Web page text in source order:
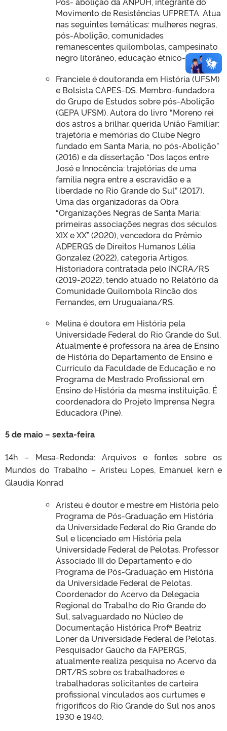
Movimento de Resistências UFPRETA. Atua
nas seguintes temáticas: mulheres negras,
pós-Abolição, comunidades
remanescentes quilombolas, campesinato
negro litorâneo, educação étnico-racial.
Franciele é doutoranda em História (UFSM)
e Bolsista CAPES-DS. Membro-fundadora
do Grupo de Estudos sobre pós-Abolição
(GEPA UFSM). Autora do livro “Moreno rei
dos astros a brilhar, querida União Familiar:
trajetória e memórias do Clube Negro
fundado em Santa Maria, no pós-Abolição”
(2016) e da dissertação “Dos laços entre
José e Innocência: trajetórias de uma
família negra entre a escravidão e a
liberdade no Rio Grande do Sul” (2017).
Uma das organizadoras da Obra
“Organizações Negras de Santa Maria:
primeiras associações negras dos séculos
XIX e XX” (2020), vencedora do Prêmio
ADPERGS de Direitos Humanos Lélia
Gonzalez (2022), categoria Artigos.
Historiadora contratada pelo INCRA/RS
(2019-2022), tendo atuado no Relatório da
Comunidade Quilombola Rincão dos
Fernandes, em Uruguaiana/RS.
Melina é doutora em História pela
Universidade Federal do Rio Grande do Sul.
Atualmente é professora na área de Ensino
de História do Departamento de Ensino e
Currículo da Faculdade de Educação e no
Programa de Mestrado Profissional em
Ensino de História da mesma instituição. É
coordenadora do Projeto Imprensa Negra
Educadora (Pine).
5 de maio – sexta-feira
14h – Mesa-Redonda: Arquivos e fontes sobre os
Mundos do Trabalho – Aristeu Lopes, Emanuel kern e
Glaudia Konrad
Aristeu é doutor e mestre em História pelo
Programa de Pós-Graduação em História
da Universidade Federal do Rio Grande do
Sul e licenciado em História pela
Universidade Federal de Pelotas. Professor
Associado III do Departamento e do
Programa de Pós-Graduação em História
da Universidade Federal de Pelotas.
Coordenador do Acervo da Delegacia
Regional do Trabalho do Rio Grande do
Sul, salvaguardado no Núcleo de
Documentação Histórica Profª Beatriz
Loner da Universidade Federal de Pelotas.
Pesquisador Gaúcho da FAPERGS,
atualmente realiza pesquisa no Acervo da
DRT/RS sobre os trabalhadores e
trabalhadoras solicitantes de carteira
profissional vinculados aos curtumes e
frigoríficos do Rio Grande do Sul nos anos
1930 e 1940.